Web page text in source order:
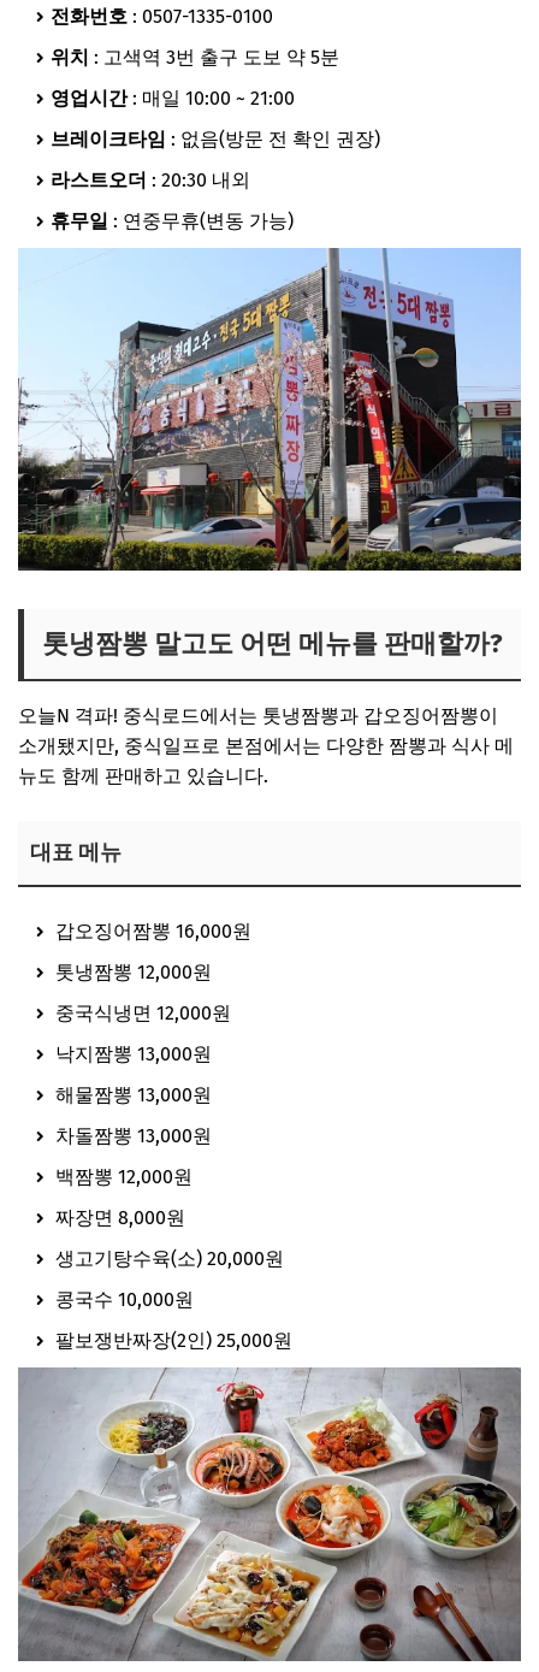
전화번호 : 0507-1335-0100
위치 : 고색역 3번 출구 도보 약 5분
영업시간: 매일 10:00 ~ 21:00
브레이크타임 : 없음(방문 전 확인 권장)
라스트오더 : 20:30 내외
휴무일 : 연중무휴(변동 가능)
톳냉짬뽕 말고도 어떤 메뉴를 판매할까?
오늘N 격파! 중식로드에서는 톳냉짬뽕과 갑오징어짬뽕이
소개됐지만, 중식일프로 본점에서는 다양한 짬뽕과 식사 메
뉴도 함께 판매하고 있습니다.
대표 메뉴
갑오징어짬뽕 16,000원
톳냉짬뽕 12,000원
중국식냉면 12,000원
낙지짬뽕 13,000원
해물짬뽕 13,000원
차돌짬뽕 13,000원
백짬뽕 12,000원
짜장면 8,000원
생고기탕수육(소) 20,000원
콩국수 10,000원
팔보쟁반짜장(2인) 25,000원